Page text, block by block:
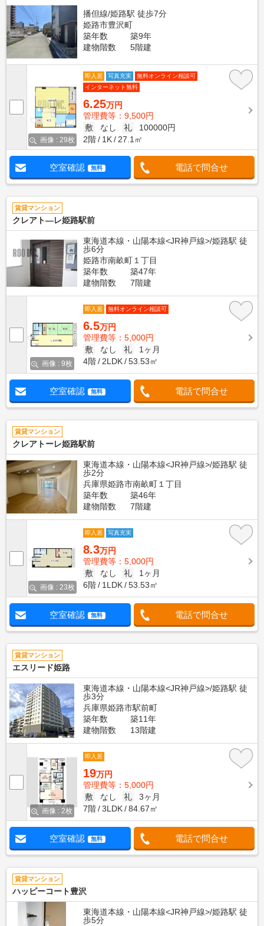
播但線/姫路駅 徒歩7分
姫路市豊沢町
築年数
築9年
建物階数
5階建
画像 : 29枚
即入居 写真充実
無料オンライン相談可
インターネット無料
6.25万円
管理費等：9,500円
敷
なし 礼
100000円
2階
1K 27.1㎡
空室確認 無料 電話で問合せ
賃貸マンション
クレアト―レ姫路駅前
東海道本線・山陽本線<JR神戸線>/姫路駅 徒
歩6分
姫路市南畝町１丁目
築年数
築47年
建物階数
7階建
画像 : 9枚
即入居 無料オンライン相談可
6.5万円
管理費等：5,000円
敷
なし 礼
1ヶ月
4階
2LDK 53.53㎡
空室確認 無料 電話で問合せ
賃貸マンション
クレアトーレ姫路駅前
東海道本線・山陽本線<JR神戸線>/姫路駅 徒
歩2分
兵庫県姫路市南畝町１丁目
築年数
築46年
建物階数
7階建
画像 : 23枚
即入居 写真充実
8.3万円
管理費等：5,000円
敷
なし 礼
1ヶ月
6階
1LDK 53.53㎡
空室確認 無料 電話で問合せ
賃貸マンション
エスリード姫路
東海道本線・山陽本線<JR神戸線>/姫路駅 徒
歩3分
兵庫県姫路市駅前町
築年数
築11年
建物階数
13階建
画像 : 2枚
即入居
19万円
管理費等：5,000円
敷
なし 礼
3ヶ月
7階
3LDK 84.67㎡
空室確認 無料 電話で問合せ
賃貸マンション
ハッピーコート豊沢
東海道本線・山陽本線<JR神戸線>/姫路駅 徒
歩5分